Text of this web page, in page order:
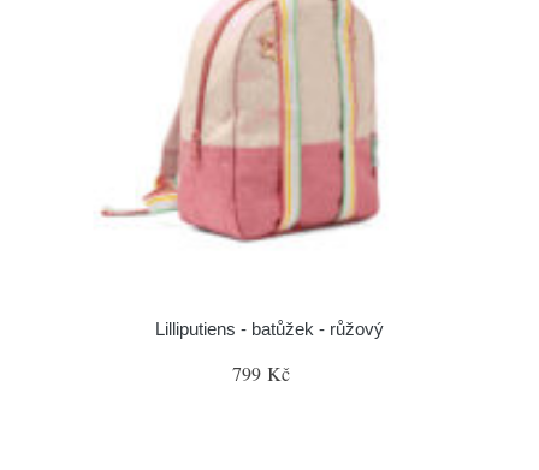
Lilliputiens - batůžek - růžový
799 Kč